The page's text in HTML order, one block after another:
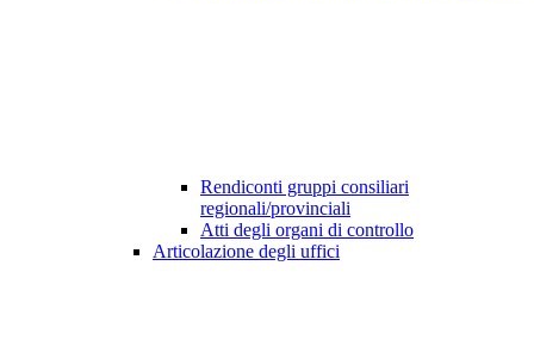
Rendiconti gruppi consiliari
regionali/provinciali
Atti degli organi di controllo
Articolazione degli uffici